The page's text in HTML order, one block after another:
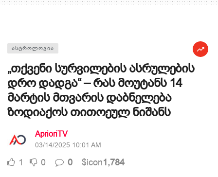
ᲐᲡᲢᲠᲝᲚᲝᲒᲘᲐ
„თქვენი სურვილების ასრულების
დრო დადგა“ – რას მოუტანს 14
მარტის მთვარის დაბნელება
ზოდიაქოს თითოეულ ნიშანს
AprioriTV
03/14/2025 10:01 AM
1 0 0 $icon1,784